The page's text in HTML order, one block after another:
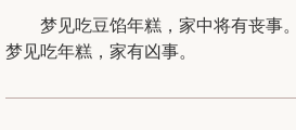
梦见吃豆馅年糕，家中将有丧事。
梦见吃年糕，家有凶事。